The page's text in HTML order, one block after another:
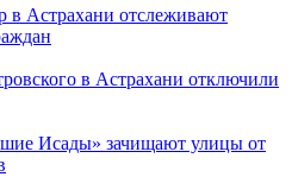
в Астрахани отслеживают
в Астрахани отключили
Исады» зачищают улицы от